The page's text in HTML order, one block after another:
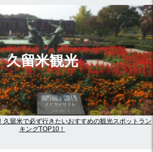
久留米観光
久留米で必ず行きたいおすすめの観光スポットラン
キングTOP10！